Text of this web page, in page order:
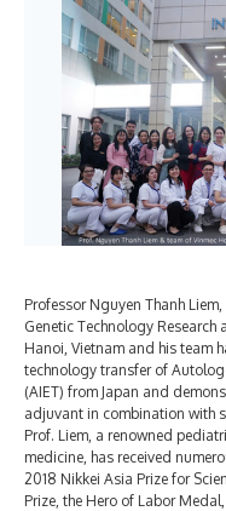
Professor Nguyen Thanh
Genetic Technology
Hanoi, Vietnam and his team
technology transfer of
(AIET) from Japan and
adjuvant in combination with
Prof. Liem, a renowned
medicine, has received
2018 Nikkei Asia Prize for
Prize, the Hero of Labor